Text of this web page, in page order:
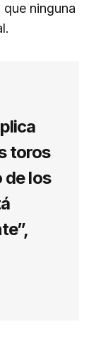
ninguna
toros
de los